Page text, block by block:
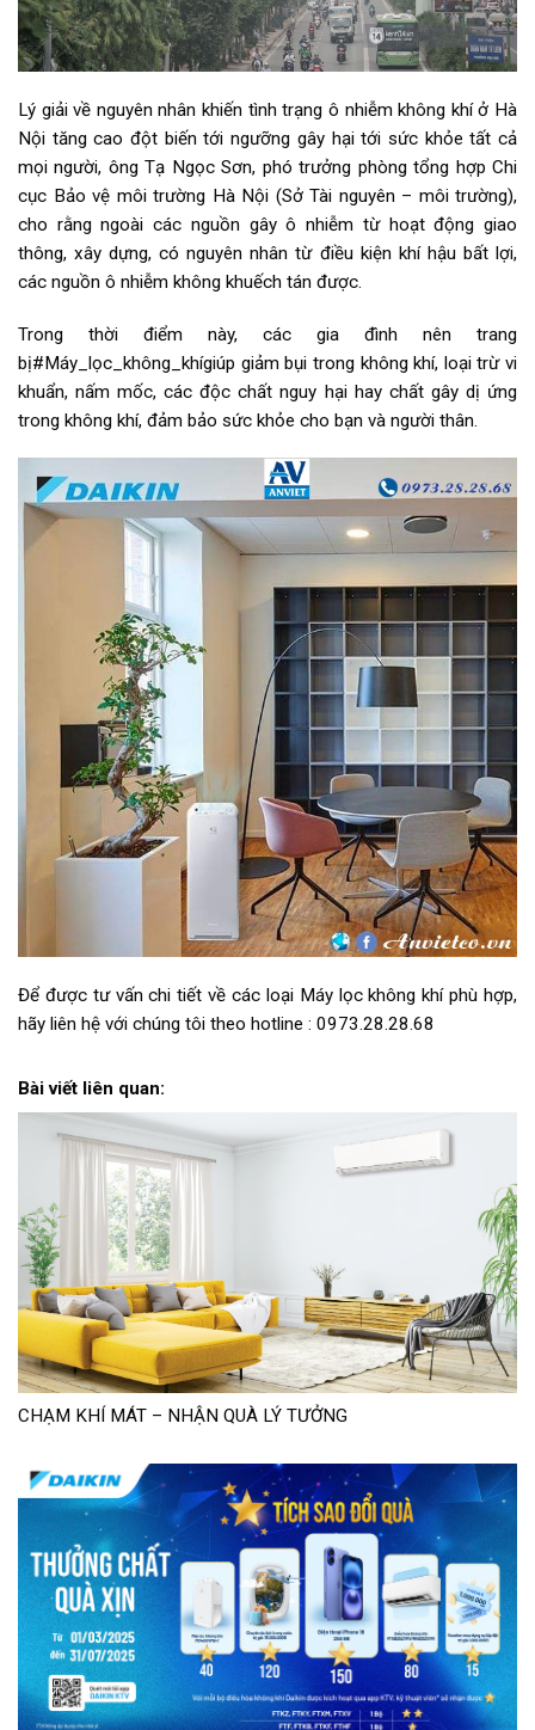
Lý giải về nguyên nhân khiến tình trạng ô nhiễm không khí ở Hà
Nội tăng cao đột biến tới ngưỡng gây hại tới sức khỏe tất cả
mọi người, ông Tạ Ngọc Sơn, phó trưởng phòng tổng hợp Chi
cục Bảo vệ môi trường Hà Nội (Sở Tài nguyên – môi trường),
cho rằng ngoài các nguồn gây ô nhiễm từ hoạt động giao
thông, xây dựng, có nguyên nhân từ điều kiện khí hậu bất lợi,
các nguồn ô nhiễm không khuếch tán được.
Trong thời điểm này, các gia đình nên trang
bị#Máy_lọc_không_khígiúp giảm bụi trong không khí, loại trừ vi
khuẩn, nấm mốc, các độc chất nguy hại hay chất gây dị ứng
trong không khí, đảm bảo sức khỏe cho bạn và người thân.
Để được tư vấn chi tiết về các loại Máy lọc không khí phù hợp,
hãy liên hệ với chúng tôi theo hotline : 0973.28.28.68
Bài viết liên quan:
CHẠM KHÍ MÁT – NHẬN QUÀ LÝ TƯỞNG